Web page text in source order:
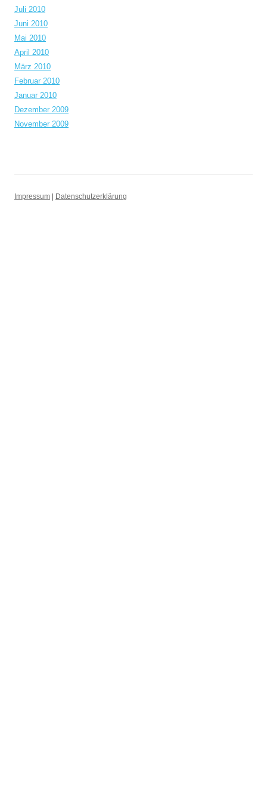
Juli 2010
Juni 2010
Mai 2010
April 2010
März 2010
Februar 2010
Januar 2010
Dezember 2009
November 2009
Impressum Datenschutzerklärung